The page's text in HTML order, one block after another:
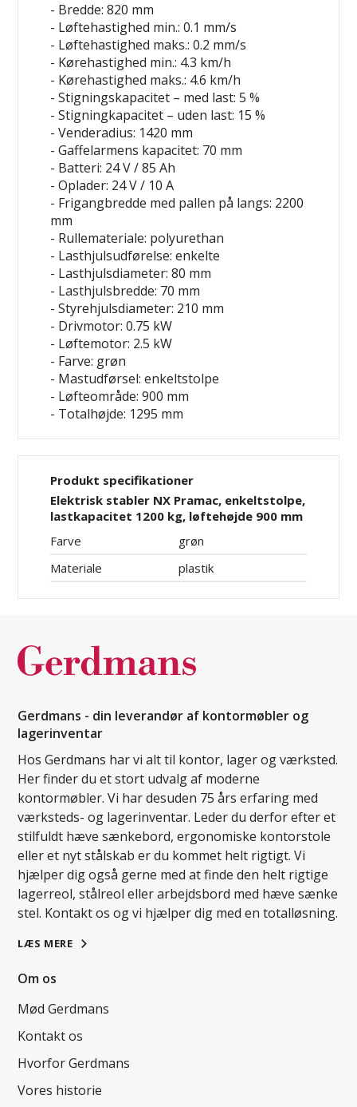
- Bredde: 820 mm
- Løftehastighed min.: 0.1 mm/s
- Løftehastighed maks.: 0.2 mm/s
- Kørehastighed min.: 4.3 km/h
- Kørehastighed maks.: 4.6 km/h
- Stigningskapacitet – med last: 5 %
- Stigningkapacitet – uden last: 15 %
- Venderadius: 1420 mm
- Gaffelarmens kapacitet: 70 mm
- Batteri: 24 V / 85 Ah
- Oplader: 24 V / 10 A
- Frigangbredde med pallen på langs: 2200
mm
- Rullemateriale: polyurethan
- Lasthjulsudførelse: enkelte
- Lasthjulsdiameter: 80 mm
- Lasthjulsbredde: 70 mm
- Styrehjulsdiameter: 210 mm
- Drivmotor: 0.75 kW
- Løftemotor: 2.5 kW
- Farve: grøn
- Mastudførsel: enkeltstolpe
- Løfteområde: 900 mm
- Totalhøjde: 1295 mm
Produkt specifikationer
Elektrisk stabler NX Pramac, enkeltstolpe,
lastkapacitet 1200 kg, løftehøjde 900 mm
Farve
grøn
Materiale
plastik
Gerdmans - din leverandør af kontormøbler og
lagerinventar
Hos Gerdmans har vi alt til kontor, lager og værksted.
Her finder du et stort udvalg af moderne
kontormøbler. Vi har desuden 75 års erfaring med
værksteds- og lagerinventar. Leder du derfor efter et
stilfuldt hæve sænkebord, ergonomiske kontorstole
eller et nyt stålskab er du kommet helt rigtigt. Vi
hjælper dig også gerne med at finde den helt rigtige
lagerreol, stålreol eller arbejdsbord med hæve sænke
stel. Kontakt os og vi hjælper dig med en totalløsning.
LÆS MERE
Om os
Mød Gerdmans
Kontakt os
Hvorfor Gerdmans
Vores historie